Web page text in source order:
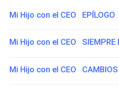
Mi Hijo con el CEO EPÍLOGO
Mi Hijo con el CEO SIEMPRE
Mi Hijo con el CEO CAMBIOS